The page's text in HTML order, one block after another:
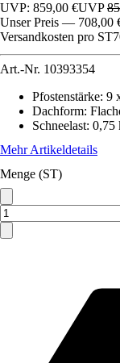
UVP: 859,00 €UVP
Unser Preis — 708,00
Versandkosten pro ST
Art.-Nr. 10393354
Pfostenstärke: 9
Dachform:
Schneelast: 0,75
Mehr Artikeldetails
Menge (ST)